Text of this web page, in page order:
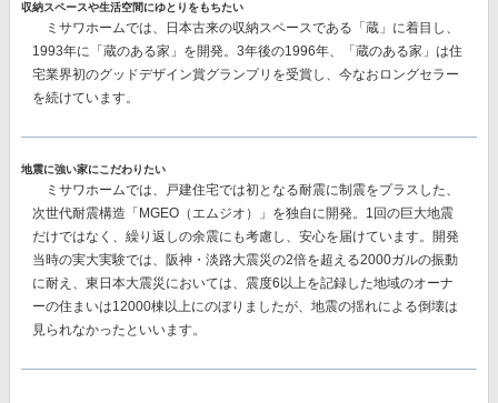
収納スペースや生活空間にゆとりをもちたい
ミサワホームでは、日本古来の収納スペースである「蔵」に着目し、
1993年に「蔵のある家」を開発。3年後の1996年、「蔵のある家」は住
宅業界初のグッドデザイン賞グランプリを受賞し、今なおロングセラー
を続けています。
地震に強い家にこだわりたい
ミサワホームでは、戸建住宅では初となる耐震に制震をプラスした、
次世代耐震構造「MGEO（エムジオ）」を独自に開発。 1回の巨大地震
だけではなく、繰り返しの余震にも考慮し、安心を届けています。開発
当時の実大実験では、阪神・淡路大震災の2倍を超える2000ガルの振動
に耐え、東日本大震災においては、震度6以上を記録した地域のオーナ
ーの住まいは12000棟以上にのぼりましたが、地震の揺れによる倒壊は
見られなかったといいます。